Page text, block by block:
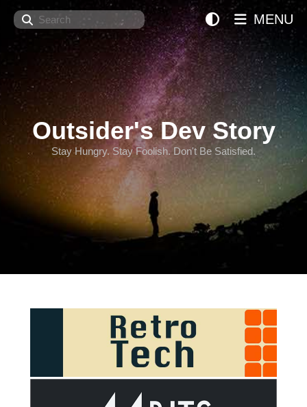
Search
Outsider's Dev Story
Stay Hungry. Stay Foolish. Don't Be Satisfied.
MENU